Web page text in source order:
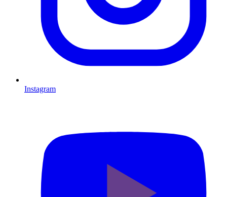
Instagram